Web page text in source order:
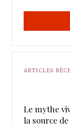
ARTICLES
Le mythe
la source